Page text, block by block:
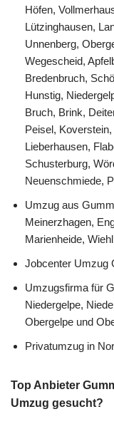
Höfen,
Lützinghausen,
Unnenberg,
Wegescheid,
Bredenbruch,
Hunstig,
Bruch, Brink,
Peisel,
Lieberhausen,
Schusterburg,
Neuenschmiede,
Umzug aus
Meinerzhagen,
Marienheide, Wiehl
Jobcenter Umzug
Umzugsfirma für
Niedergelpe,
Obergelpe und
Privatumzug in
Top Anbieter
Umzug gesucht?